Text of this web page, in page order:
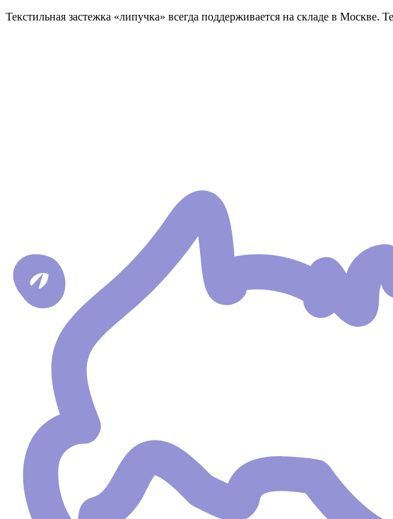
Текстильная застежка «липучка» всегда поддерживается на складе в